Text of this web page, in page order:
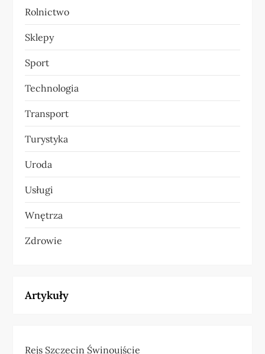
Rolnictwo
Sklepy
Sport
Technologia
Transport
Turystyka
Uroda
Usługi
Wnętrza
Zdrowie
Artykuły
Rejs Szczecin Świnoujście